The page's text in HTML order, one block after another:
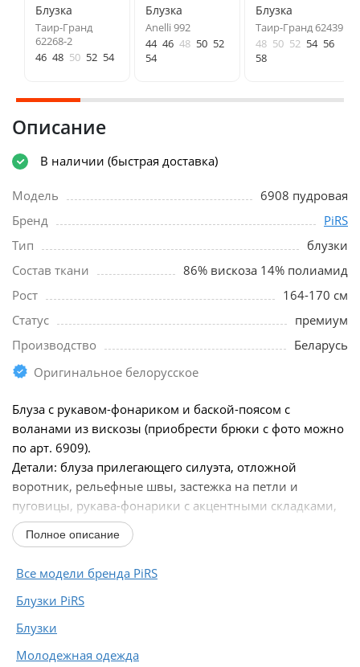
Блузка
Таир-Гранд
62268-2
46 48 50 52 54
Блузка
Anelli 992
44 46 48 50 52
54
Блузка
Таир-Гранд 62439
48 50 52 54 56
58
Описание
В наличии (быстрая доставка)
Модель
6908 пудровая
Бренд
PiRS
Тип
блузки
Состав ткани
86% вискоза 14% полиамид
Рост
164-170 см
Статус
премиум
Производство
Беларусь
Оригинальное белорусское
Блуза с рукавом-фонариком и баской-поясом с
воланами из вискозы (приобрести брюки с фото можно
по арт. 6909).
Детали: блуза прилегающего силуэта, отложной
воротник, рельефные швы, застежка на петли и
пуговицы, рукава-фонарики с акцентными складками,
без подкладки. Баска-пояс с двумя рядами...
Полное описание
Все модели бренда PiRS
Блузки PiRS
Блузки
Молодежная одежда